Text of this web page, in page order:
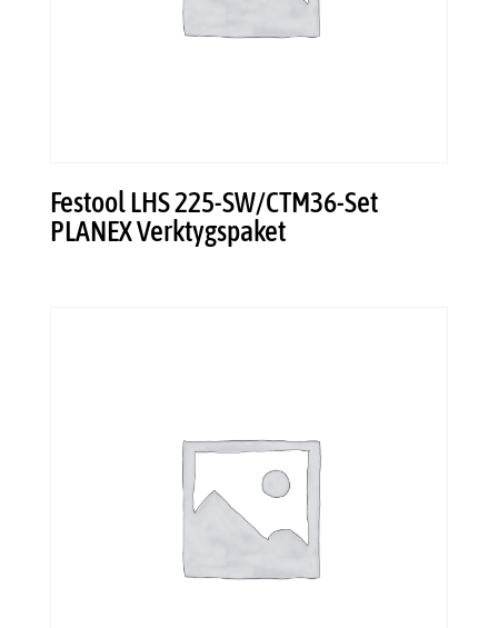
Festool LHS 225-SW/CTM36-Set
PLANEX Verktygspaket